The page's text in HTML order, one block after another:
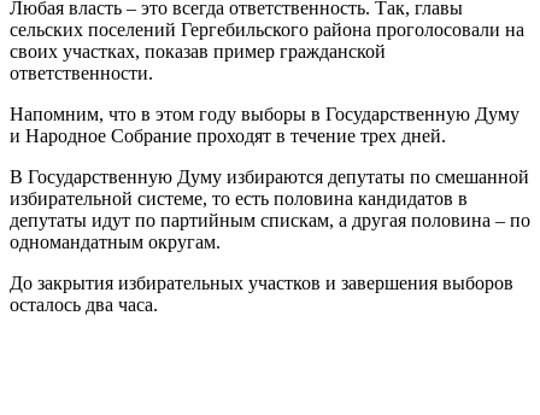
Любая власть – это всегда ответственность. Так, главы
сельских поселений Гергебильского района проголосовали на
своих участках, показав пример гражданской
ответственности.
Напомним, что в этом году выборы в Государственную Думу
и Народное Собрание проходят в течение трех дней.
В Государственную Думу избираются депутаты по смешанной
избирательной системе, то есть половина кандидатов в
депутаты идут по партийным спискам, а другая половина – по
одномандатным округам.
До закрытия избирательных участков и завершения выборов
осталось два часа.